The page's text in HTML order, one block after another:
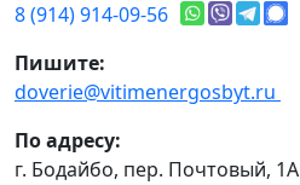
8 (914) 914-09-56
Пишите:
doverie@vitimenergosbyt.ru
По адресу:
г. Бодайбо, пер. Почтовый, 1А